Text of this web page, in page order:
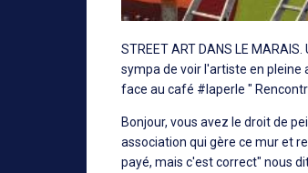
STREET ART DANS LE
sympa de voir l'artiste en pleine
face au café # laperle "
Bonjour, vous avez le droit de
association qui gère ce mur et
payé, mais c'est correct" nous